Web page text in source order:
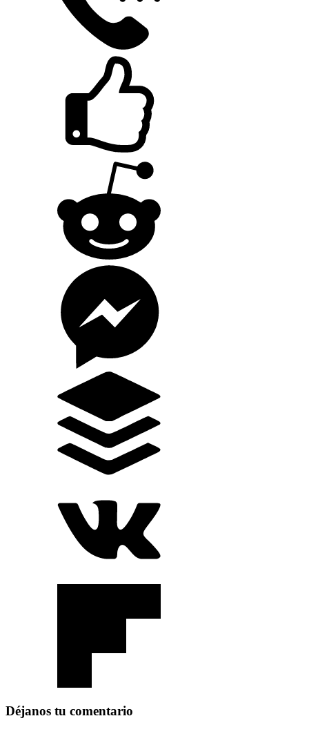
Déjanos tu comentario